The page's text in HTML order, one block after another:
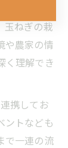
以上の体
玉ねぎの栽
や農家の情
く理解でき
携してお
ントなども
で一連の流